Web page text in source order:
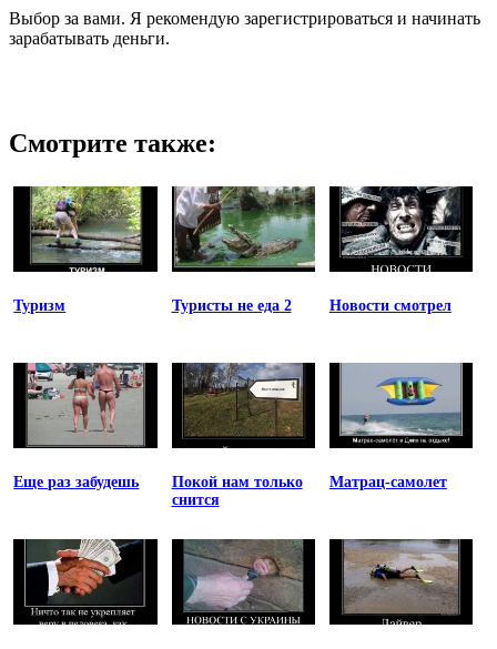
Выбор за вами. Я рекомендую зарегистрироваться и начинать
зарабатывать деньги.
Смотрите также:
Туризм Туристы не еда 2 Новости смотрел
Еще раз забудешь
Покой нам только
снится
Матрац-самолет